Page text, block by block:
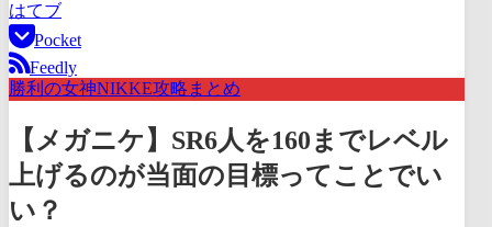
はてブ
Pocket
Feedly
勝利の女神NIKKE攻略まとめ
【メガニケ】SR6人を160までレベル
上げるのが当面の目標ってことでい
い？